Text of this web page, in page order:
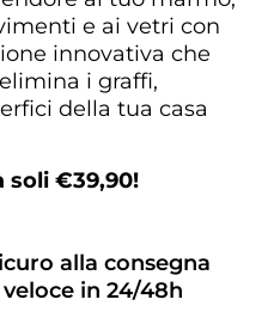
e ai vetri con
innovativa che
i graffi,
della tua casa
soli €39,90!
alla consegna
in 24/48h